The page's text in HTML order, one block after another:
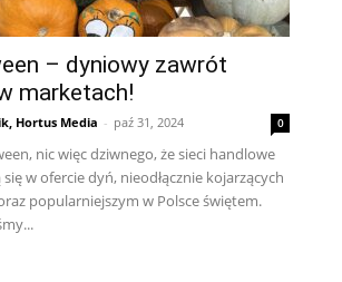
– dyniowy zawrót
marketach!
Hortus Media - paź 31, 2024 0
nic więc dziwnego, że sieci handlowe
się w ofercie dyń, nieodłącznie kojarzących
popularniejszym w Polsce świętem.